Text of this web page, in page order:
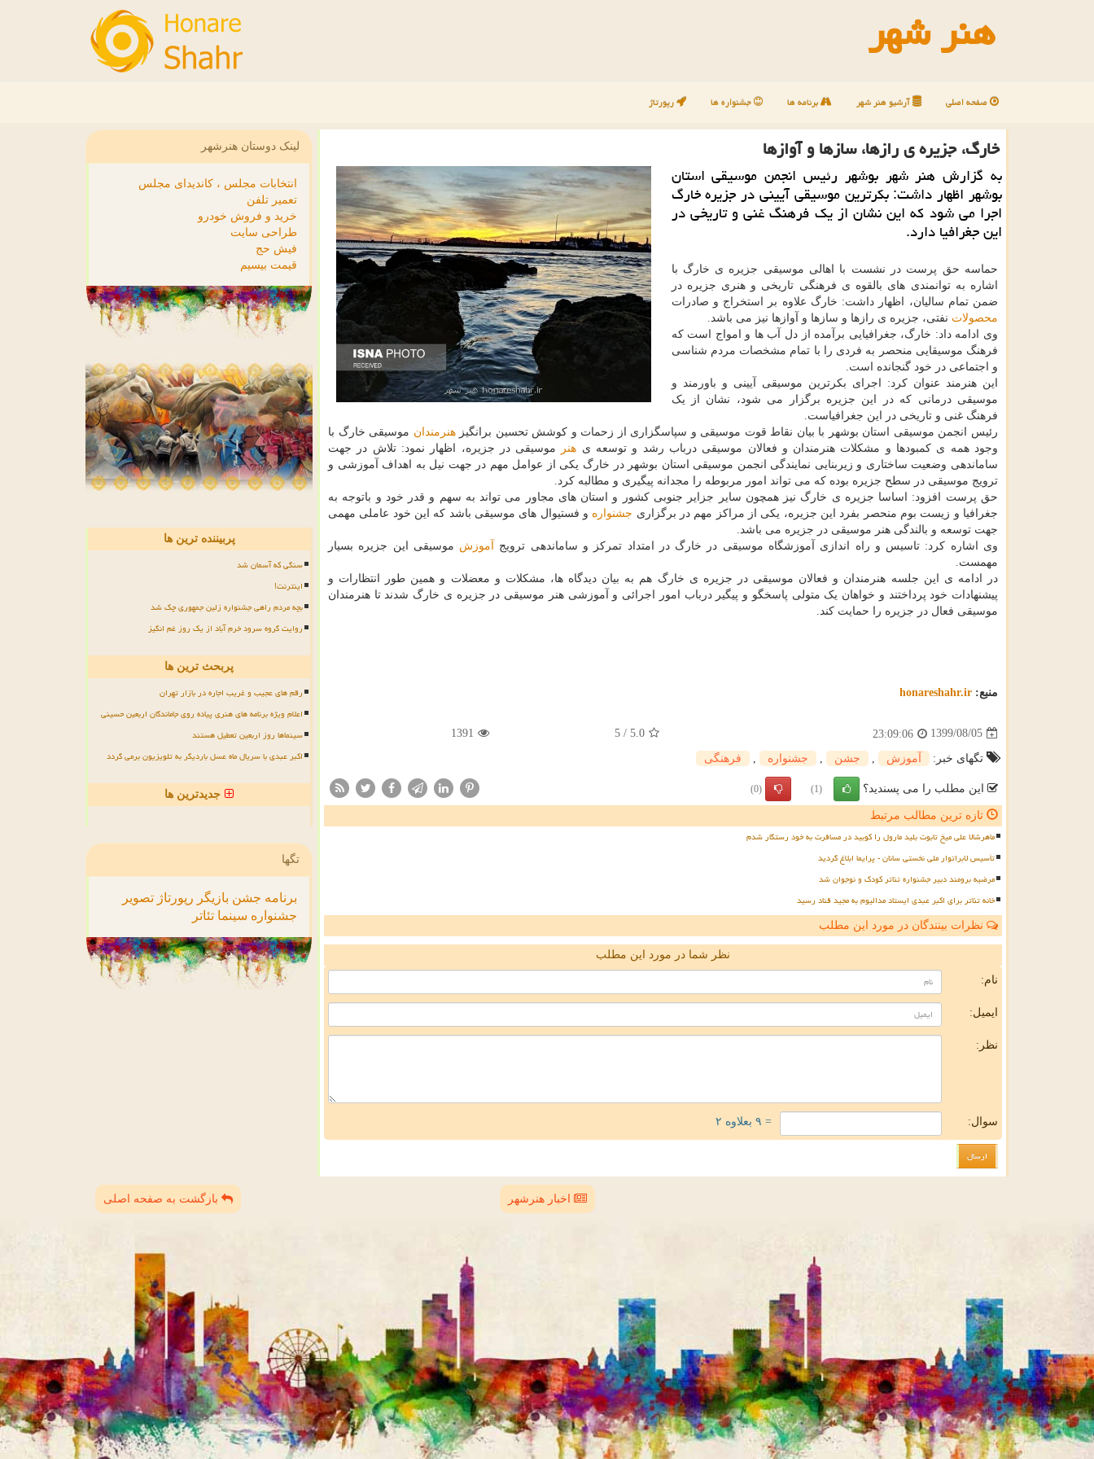
هنر شهر
صفحه اصلی آرشیو هنر شهر برنامه ها جشنواره ها رپورتاژ
خارگ، جزیره ی رازها، سازها و آوازها
به گزارش هنر شهر بوشهر رئیس انجمن موسیقی استان
بوشهر اظهار داشت: بكرترین موسیقی آیینی در جزیره خارگ
اجرا می شود كه این نشان از یك فرهنگ غنی و تاریخی در
این جغرافیا دارد.
حماسه حق پرست در نشست با اهالی موسیقی جزیره ی خارگ با
اشاره به توانمندی های بالقوه ی فرهنگی تاریخی و هنری جزیره در
ضمن تمام سالیان، اظهار داشت: خارگ علاوه بر استخراج و صادرات
محصولات نفتی، جزیره ی رازها و سازها و آوازها نیز می باشد.
وی ادامه داد: خارگ، جغرافیایی برآمده از دل آب ها و امواج است که
فرهنگ موسیقایی منحصر به فردی را با تمام مشخصات مردم شناسی
و اجتماعی در خود گنجانده است.
این هنرمند عنوان کرد: اجرای بکرترین موسیقی آیینی و باورمند و
موسیقی درمانی که در این جزیره برگزار می شود، نشان از یک
فرهنگ غنی و تاریخی در این جغرافیاست.
رئیس انجمن موسیقی استان بوشهر با بیان نقاط قوت موسیقی و سپاسگزاری از زحمات و کوشش تحسین برانگیزهنرمندان موسیقی خارگ با
وجود همه ی کمبودها و مشکلات هنرمندان و فعالان موسیقی درباب رشد و توسعه ی هنر
موسیقی در جزیره، اظهار نمود: تلاش در جهت
ساماندهی وضعیت ساختاری و زیربنایی نمایندگی انجمن موسیقی استان بوشهر در خارگ یکی از عوامل مهم در جهت نیل به اهداف آموزشی و
ترویج موسیقی در سطح جزیره بوده که می تواند امور مربوطه را مجدانه پیگیری و مطالبه کرد.
حق پرست افزود: اساسا جزیره ی خارگ نیز همچون سایر جزایر جنوبی کشور و استان های مجاور می تواند به سهم و قدر خود و باتوجه به
جغرافیا و زیست بوم منحصر بفرد این جزیره، یکی از مراکز مهم در برگزاری جشنواره و فستیوال های موسیقی باشد که این خود عاملی مهمی
جهت توسعه و بالندگی هنر موسیقی در جزیره می باشد.
وی اشاره کرد: تاسیس و راه اندازی آموزشگاه موسیقی در خارگ در امتداد تمرکز و ساماندهی ترویج
آموزش موسیقی این جزیره بسیار
مهمست.
در ادامه ی این جلسه هنرمندان و فعالان موسیقی در جزیره ی خارگ هم به بیان دیدگاه ها، مشکلات و معضلات و همین طور انتظارات و
پیشنهادات خود پرداختند و خواهان یک متولی پاسخگو و پیگیر درباب امور اجرائی و آموزشی هنر موسیقی در جزیره ی خارگ شدند تا هنرمندان
موسیقی فعال در جزیره را حمایت کند.
منبع: honareshahr.ir
1399/08/05
23:09:06
5.0
/
5
1391
تگهای خبر: آموزش جشن جشنواره فرهنگی
این مطلب را می پسندید؟ (1)
(0)
تازه ترین مطالب مرتبط
ماهرشالا علی میخ تابوت بلید مارول را کوبید در مسافرت به خود رستگار شدم
تأسیس لابراتوار ملی نخستی سانان - پرایما ابلاغ گردید
مرضیه برومند دبیر جشنواره تئاتر کودک و نوجوان شد
خانه تئاتر برای اکبر عبدی ایستاد مدالیوم به مجید قناد رسید
نظرات بینندگان در مورد این مطلب
نظر شما در مورد این مطلب
نام:
ایمیل:
نظر:
سوال: = ۹ بعلاوه ۲
لینک دوستان هنرشهر
انتخابات مجلس ، کاندیدای مجلس
تعمیر تلفن
خرید و فروش خودرو
طراحی سایت
فیش حج
قیمت بیسیم
پربیننده ترین ها
سنگی که آسمان شد
اینترنت!
بچه مردم راهی جشنواره زلین جمهوری چک شد
روایت گروه سرود خرم آباد از یک روز غم انگیز
پربحث ترین ها
رقم های عجیب و غریب اجاره در بازار تهران
اعلام ویژه برنامه های هنری پیاده روی جاماندگان اربعین حسینی
سینماها روز اربعین تعطیل هستند
اکبر عبدی با سریال ماه عسل باردیگر به تلویزیون برمی گردد
جدیدترین ها
تگها
برنامه جشن بازیگر رپورتاژ تصویر
جشنواره سینما تئاتر
اخبار هنرشهر بازگشت به صفحه اصلی